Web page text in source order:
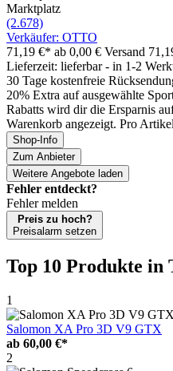
Marktplatz
(2.678)
Verkäufer: OTTO
71,19 €* ab 0,00 € Versand
Lieferzeit: lieferbar - in 1-2
30 Tage kostenfreie
20% Extra auf ausgewählte
Rabatts wird dir die Ersparnis
Warenkorb angezeigt. Pro
Shop-Info
Zum Anbieter
Weitere Angebote laden
Fehler entdeckt?
Fehler melden
Preis zu hoch?
Preisalarm setzen
Top 10 Produkte in
1
Salomon XA Pro 3D V9 GTX
ab 60,00 €*
2